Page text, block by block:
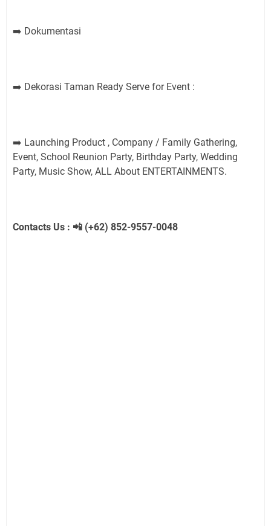
➡️ Dokumentasi
➡️ Dekorasi Taman Ready Serve for Event :
➡️ Launching Product , Company / Family Gathering,
Event, School Reunion Party, Birthday Party, Wedding
Party, Music Show, ALL About ENTERTAINMENTS.
Contacts Us : 📲 (+62) 852-9557-0048